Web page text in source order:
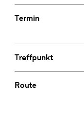
Termin
Treffpunkt
Route